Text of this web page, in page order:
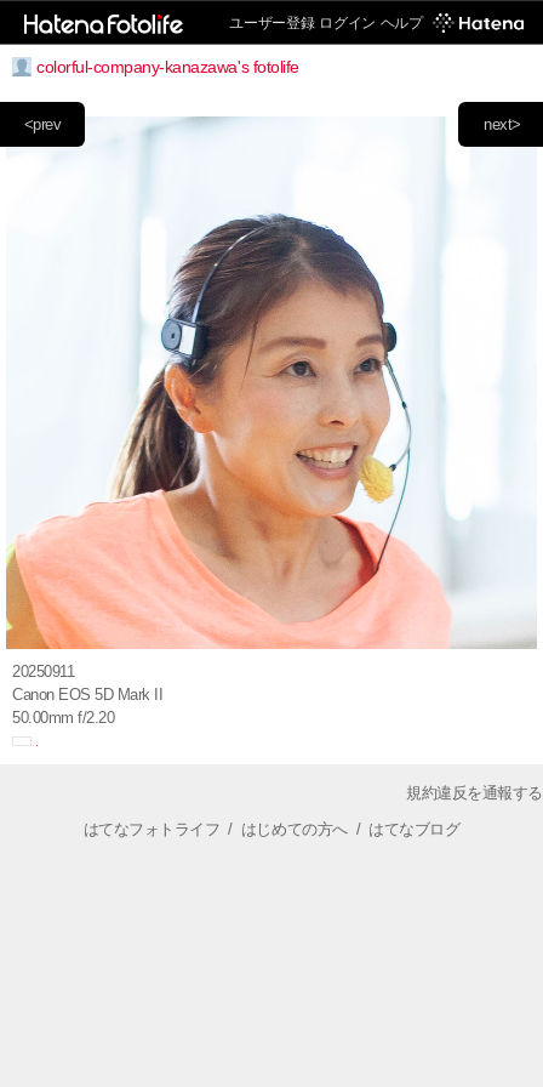
ユーザー登録 ログイン ヘルプ
colorful-company-kanazawa's fotolife
next>
<prev
20250911
Canon EOS 5D Mark II
50.00mm f/2.20
規約違反を通報する
はてなフォトライフ / はじめての方へ/ はてなブログ